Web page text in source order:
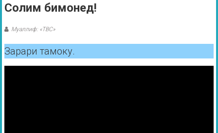
Солим бимонед!
Муаллиф: «ТВС»
Зарари тамоку.